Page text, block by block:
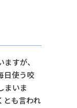
すが、
日使う咬
まいま
とも言われ